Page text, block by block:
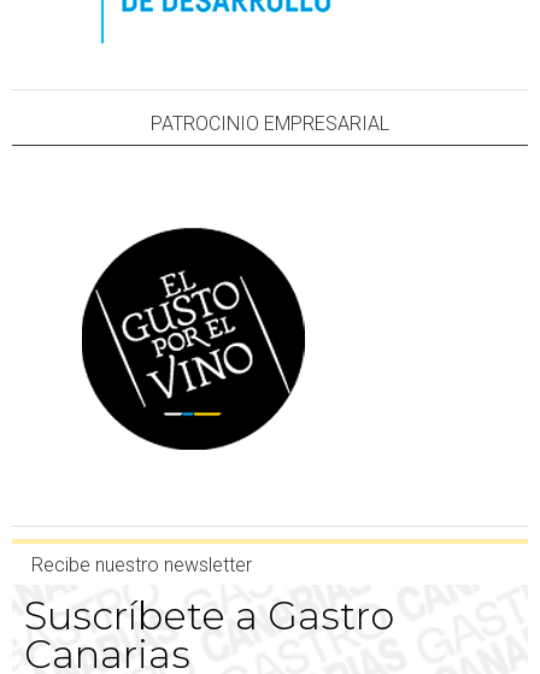
PATROCINIO EMPRESARIAL
Recibe nuestro newsletter
Suscríbete a Gastro
Canarias